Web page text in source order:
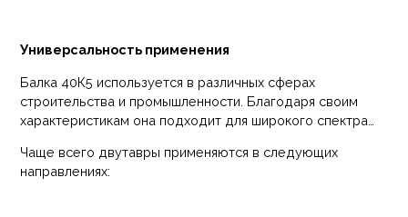
Универсальность применения
Балка 40К5 используется в различных сферах
строительства и промышленности. Благодаря своим
характеристикам она подходит для широкого спектра
Чаще всего двутавры применяются в следующих
направлениях: